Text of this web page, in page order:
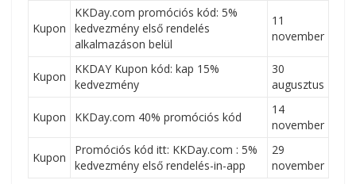
Kupon
KKDay.com promóciós kód: 5%
kedvezmény első rendelés
alkalmazáson belül
11
november
Kupon
KKDAY Kupon kód: kap 15%
kedvezmény
30
augusztus
Kupon KKDay.com 40% promóciós kód
14
november
Kupon
Promóciós kód itt: KKDay.com : 5%
kedvezmény első rendelés-in-app
29
november